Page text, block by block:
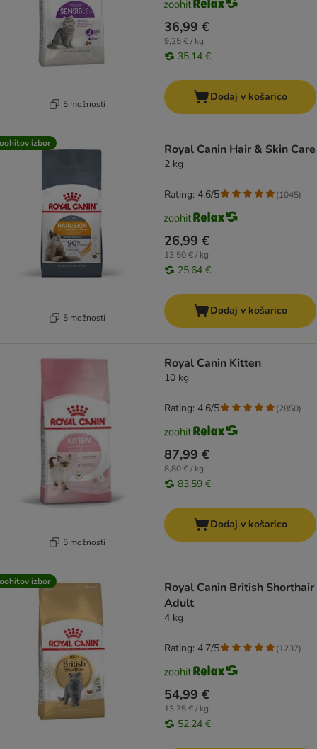
5 možnosti
36,99 €
9,25 € / kg
35,14 €
Dodaj v košarico
izbor
5 možnosti
Royal Canin Hair & Skin Care
2 kg
26,99 €
13,50 € / kg
25,64 €
Rating: 4.6/5 (1045)
Dodaj v košarico
5 možnosti
Royal Canin Kitten
10 kg
87,99 €
8,80 € / kg
83,59 €
Rating: 4.6/5 (2850)
Dodaj v košarico
izbor
Royal Canin British Shorthair
Adult
4 kg
54,99 €
13,75 € / kg
52,24 €
Rating: 4.7/5 (1237)